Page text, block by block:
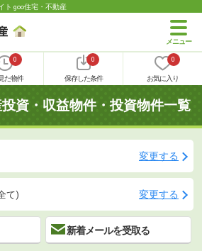
ト goo住宅・不動産
0
た物件
0
保存した条件
0
お気に入り
資・収益物件・投資物件一覧
変更する
て) 変更する
新着メールを受取る